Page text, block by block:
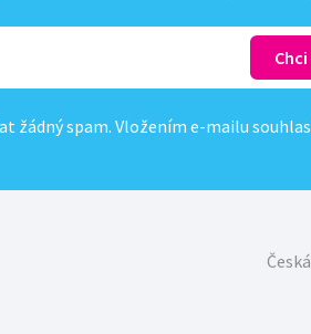
žádný spam. Vložením e-mailu